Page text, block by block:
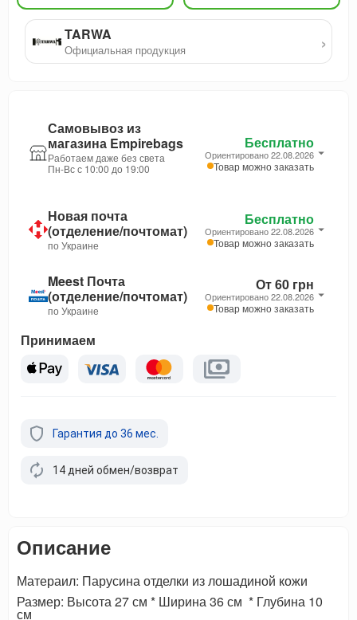
TARWA
Официальная продукция ›
Самовывоз из
магазина Empirebags
Работаем даже без света
Пн-Вс с 10:00 до 19:00
Бесплатно
Ориентировано 22.08.2026
Товар можно заказать
Новая почта
(отделение/почтомат)
по Украине
Бесплатно
Ориентировано 22.08.2026
Товар можно заказать
Meest Почта
(отделение/почтомат)
по Украине
От 60 грн
Ориентировано 22.08.2026
Товар можно заказать
Принимаем
Гарантия до 36 мес.
14 дней обмен/возврат
Описание
Матераил: Парусина отделки из лошадиной кожи
Размер: Высота 27 см * Ширина 36 см * Глубина 10
см